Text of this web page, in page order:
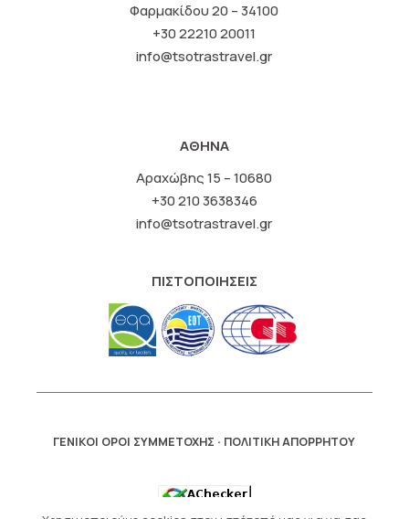
Φαρμακίδου 20 – 34100
+30 22210 20011
info@tsotrastravel.gr
ΑΘΗΝΑ
Αραχώβης 15 – 10680
+30 210 3638346
info@tsotrastravel.gr
ΠΙΣΤΟΠΟΙΗΣΕΙΣ
ΓΕΝΙΚΟΙ ΟΡΟΙ ΣΥΜΜΕΤΟΧΗΣ · ΠΟΛΙΤΙΚΗ ΑΠΟΡΡΗΤΟΥ